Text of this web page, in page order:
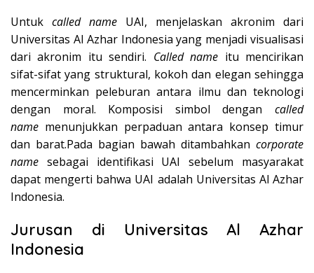
Untuk called name UAI, menjelaskan akronim dari
Universitas Al Azhar Indonesia yang menjadi visualisasi
dari akronim itu sendiri. Called name itu mencirikan
sifat-sifat yang struktural, kokoh dan elegan sehingga
mencerminkan peleburan antara ilmu dan teknologi
dengan moral. Komposisi simbol dengan called
name menunjukkan perpaduan antara konsep timur
dan barat.Pada bagian bawah ditambahkan corporate
name sebagai identifikasi UAI sebelum masyarakat
dapat mengerti bahwa UAI adalah Universitas Al Azhar
Indonesia.
Jurusan di Universitas Al Azhar
Indonesia